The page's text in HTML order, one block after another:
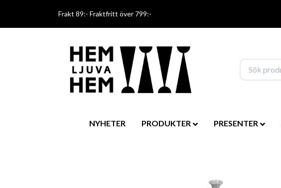
Frakt 89:- Fraktfritt över 799:-
NYHETER PRODUKTER PRESENTER